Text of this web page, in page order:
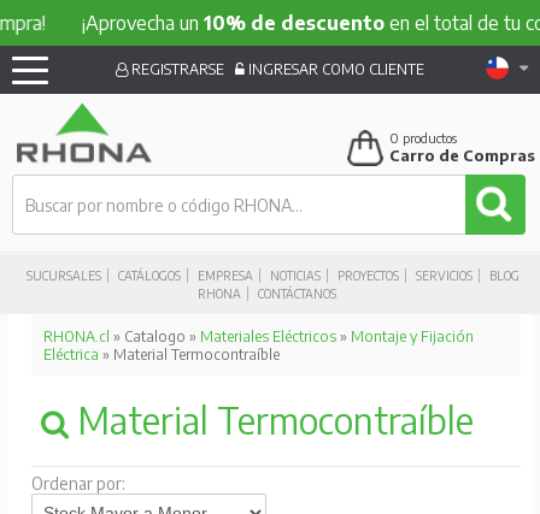
¡Aprovecha un10% de descuentoen el total de tu
SUCURSALES CATÁLOGOS EMPRESA NOTICIAS PROYECTOS SERVICIOS
BLOG
RHONA
CONTÁCTANOS
REGISTRARSE INGRESAR COMO CLIENTE
0 productos
Carro de Compras
RHONA.cl » Catalogo » Materiales Eléctricos» Montaje y Fijación
Eléctrica » Material Termocontraíble
Material Termocontraíble
Ordenar por: